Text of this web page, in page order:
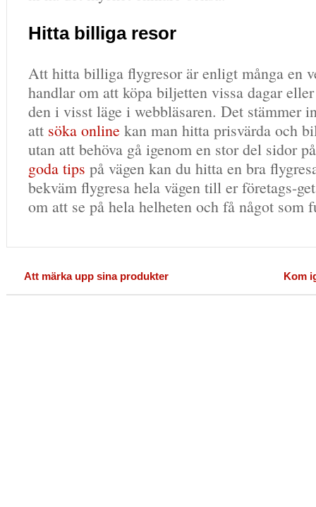
Hitta billiga resor
Att hitta billiga flygresor är enligt många en
handlar om att köpa biljetten vissa dagar
den i visst läge i webbläsaren. Det stämmer
att söka online kan man hitta prisvärda och
utan att behöva gå igenom en stor del sidor
goda tips på vägen kan du hitta en bra
bekväm flygresa hela vägen till er företags-
om att se på hela helheten och få något som
Att märka upp sina produkter Kom